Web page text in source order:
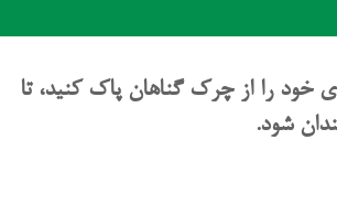
خود را از چرک گناهان پاک کنید، تا
شود.